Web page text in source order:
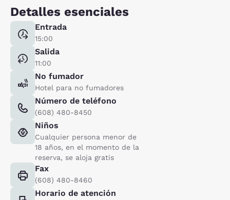
Detalles esenciales
Entrada
15:00
Salida
11:00
No fumador
Hotel para no fumadores
Número de teléfono
(608) 480-8450
Niños
Cualquier persona menor de
18 años, en el momento de la
reserva, se aloja gratis
Fax
(608) 480-8460
Horario de atención